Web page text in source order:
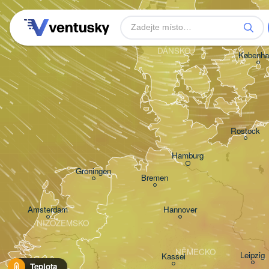
Teplota
Aarhus
DÁNSKO
Hamburg
Amsterdam
Bremen
Hannover
Kassel
Groningen
NĚMECKO
NIZOZEMSKO
Leipzig
Rostock